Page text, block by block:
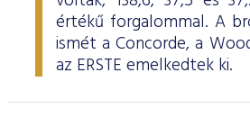
értékű forgalommal. A
ismét a Concorde, a
az ERSTE emelkedtek ki.